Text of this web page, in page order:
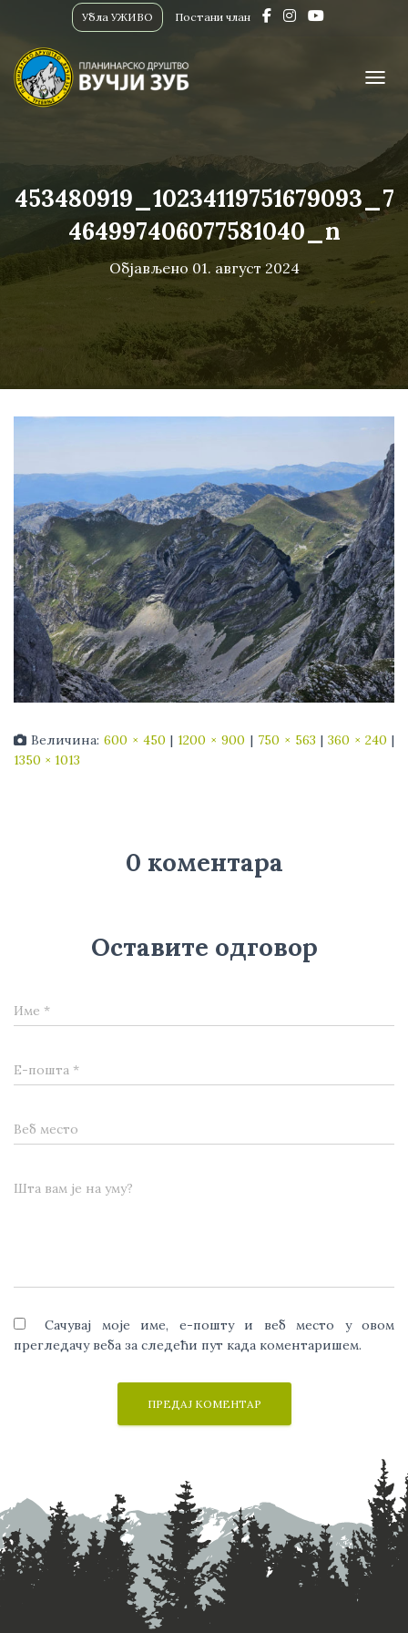
Убла УЖИВО Постани члан
453480919_10234119751679093_7
464997406077581040_n
Објављено 01. август 2024
Величина:600 × 450 | 1200 × 900 | 750 × 563 | 360 × 240 |
1350 × 1013
0 коментара
Оставите одговор
Име *
Е-пошта *
Веб место
Шта вам је на уму?
Сачувај моје име, е-пошту и веб место у овом
прегледачу веба за следећи пут када коментаришем.